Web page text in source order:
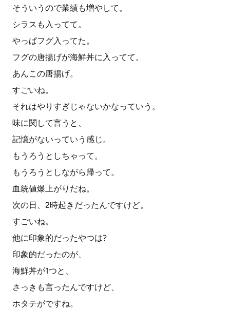
そういうので業績も増やして。
シラスも入ってて。
やっぱフグ入ってた。
フグの唐揚げが海鮮丼に入ってて。
あんこの唐揚げ。
すごいね。
それはやりすぎじゃないかなっていう。
味に関して言うと、
記憶がないっていう感じ。
もうろうとしちゃって。
もうろうとしながら帰って。
血統値爆上がりだね。
次の日、2時起きだったんですけど。
すごいね。
他に印象的だったやつは?
印象的だったのが、
海鮮丼が1つと、
さっきも言ったんですけど、
ホタテがですね。